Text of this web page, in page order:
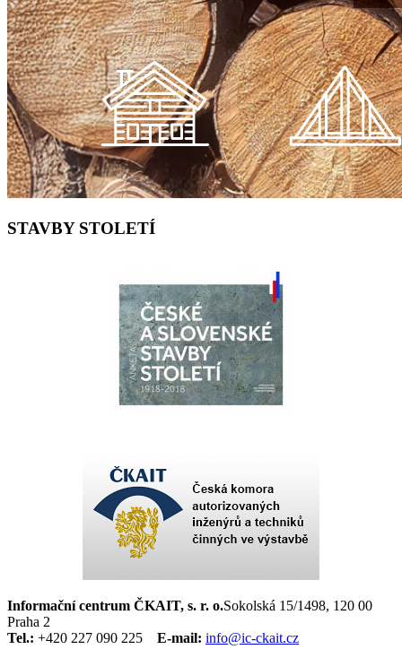
STAVBY STOLETÍ
Informační centrum ČKAIT, s. r. o.Sokolská 15/1498, 120 00
Praha 2
Tel.: +420 227 090 225 E-mail: info@ic-ckait.cz